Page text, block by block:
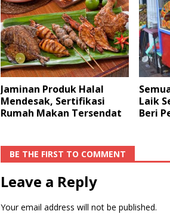
Jaminan Produk Halal
Mendesak, Sertifikasi
Rumah Makan Tersendat
Laik
Beri
BE THE FIRST TO COMMENT
Leave a Reply
Your email address will not be published.